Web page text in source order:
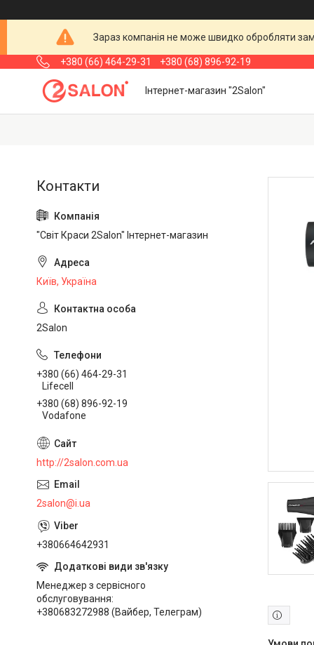
Зараз компанія не може швидко обробляти
+380 (66) 464-29-31 +380 (68) 896-92-19
Інтернет-магазин "2Salon"
"Світ Краси 2Salon" Інтернет-магазин
Київ, Україна
2Salon
+380 (66) 464-29-31
Lifecell
+380 (68) 896-92-19
Vodafone
http://2salon.com.ua
2salon@i.ua
+380664642931
Менеджер з сервісного
обслуговування
+380683272988 (Вайбер, Телеграм)